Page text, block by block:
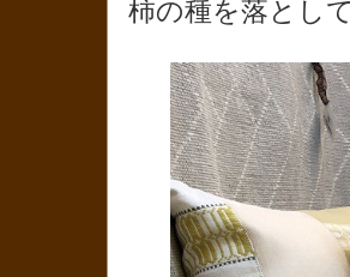
柿の種を落とし